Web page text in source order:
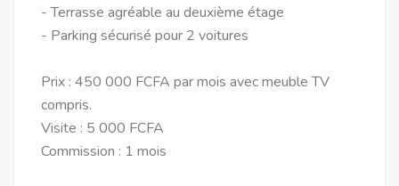
- Terrasse agréable au deuxième étage
- Parking sécurisé pour 2 voitures
Prix : 450 000 FCFA par mois avec meuble TV
compris.
Visite : 5 000 FCFA
Commission : 1 mois